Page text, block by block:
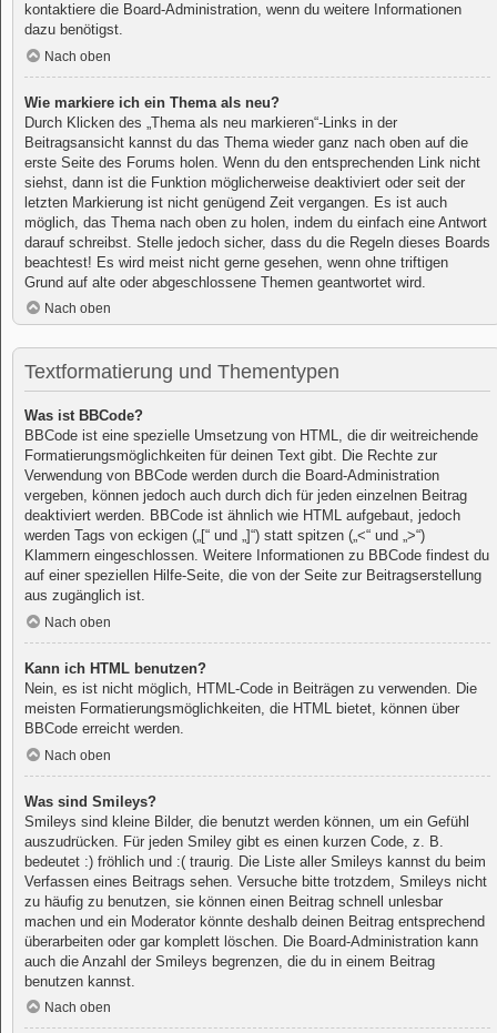
kontaktiere die Board-Administration, wenn du weitere Informationen
dazu benötigst.
Nach oben
Wie markiere ich ein Thema als neu?
Durch Klicken des „Thema als neu markieren“-Links in der
Beitragsansicht kannst du das Thema wieder ganz nach oben auf die
erste Seite des Forums holen. Wenn du den entsprechenden Link nicht
siehst, dann ist die Funktion möglicherweise deaktiviert oder seit der
letzten Markierung ist nicht genügend Zeit vergangen. Es ist auch
möglich, das Thema nach oben zu holen, indem du einfach eine Antwort
darauf schreibst. Stelle jedoch sicher, dass du die Regeln dieses Boards
beachtest! Es wird meist nicht gerne gesehen, wenn ohne triftigen
Grund auf alte oder abgeschlossene Themen geantwortet wird.
Nach oben
Textformatierung und Thementypen
Was ist BBCode?
BBCode ist eine spezielle Umsetzung von HTML, die dir weitreichende
Formatierungsmöglichkeiten für deinen Text gibt. Die Rechte zur
Verwendung von BBCode werden durch die Board-Administration
vergeben, können jedoch auch durch dich für jeden einzelnen Beitrag
deaktiviert werden. BBCode ist ähnlich wie HTML aufgebaut, jedoch
werden Tags von eckigen („[“ und „]“) statt spitzen („<“ und „>“)
Klammern eingeschlossen. Weitere Informationen zu BBCode findest du
auf einer speziellen Hilfe-Seite, die von der Seite zur Beitragserstellung
aus zugänglich ist.
Nach oben
Kann ich HTML benutzen?
Nein, es ist nicht möglich, HTML-Code in Beiträgen zu verwenden. Die
meisten Formatierungsmöglichkeiten, die HTML bietet, können über
BBCode erreicht werden.
Nach oben
Was sind Smileys?
Smileys sind kleine Bilder, die benutzt werden können, um ein Gefühl
auszudrücken. Für jeden Smiley gibt es einen kurzen Code, z. B.
bedeutet :) fröhlich und :( traurig. Die Liste aller Smileys kannst du beim
Verfassen eines Beitrags sehen. Versuche bitte trotzdem, Smileys nicht
zu häufig zu benutzen, sie können einen Beitrag schnell unlesbar
machen und ein Moderator könnte deshalb deinen Beitrag entsprechend
überarbeiten oder gar komplett löschen. Die Board-Administration kann
auch die Anzahl der Smileys begrenzen, die du in einem Beitrag
benutzen kannst.
Nach oben